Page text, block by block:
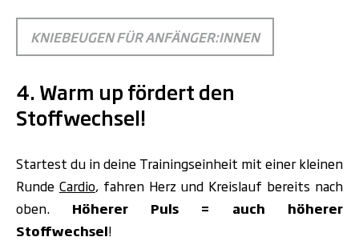
KNIEBEUGEN FÜR ANFÄNGER:INNEN
4. Warm up fördert den
Stoffwechsel!
Startest du in deine Trainingseinheit mit einer kleinen
Runde Cardio, fahren Herz und Kreislauf bereits nach
oben. Höherer Puls = auch höherer
Stoffwechsel!